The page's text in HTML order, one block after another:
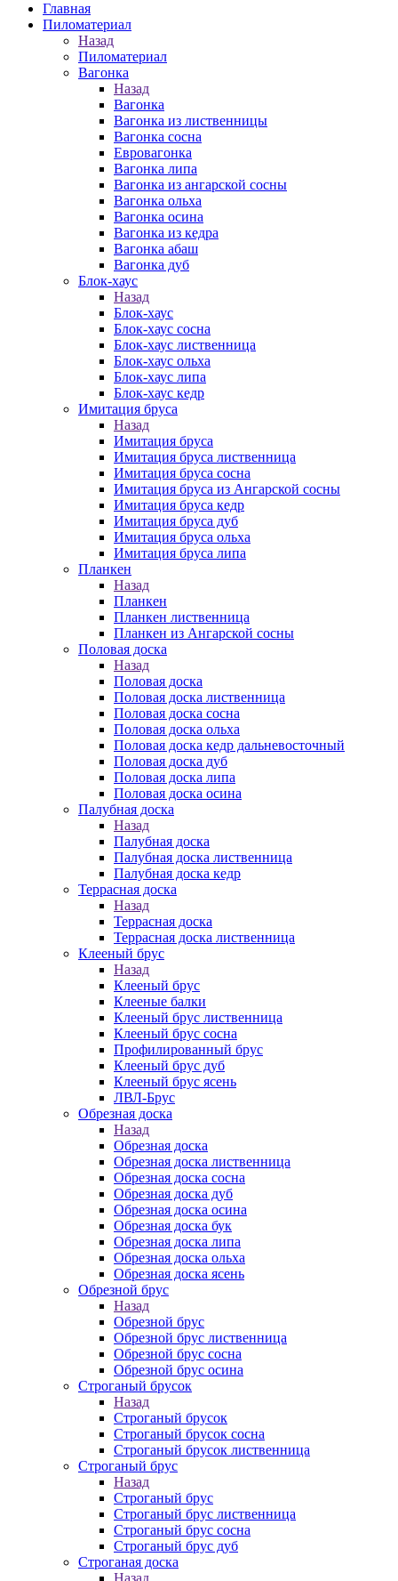
Главная
Пиломатериал
Назад
Пиломатериал
Вагонка
Назад
Вагонка
Вагонка из лиственницы
Вагонка сосна
Евровагонка
Вагонка липа
Вагонка из ангарской сосны
Вагонка ольха
Вагонка осина
Вагонка из кедра
Вагонка абаш
Вагонка дуб
Блок-хаус
Назад
Блок-хаус
Блок-хаус сосна
Блок-хаус лиственница
Блок-хаус ольха
Блок-хаус липа
Блок-хаус кедр
Имитация бруса
Назад
Имитация бруса
Имитация бруса лиственница
Имитация бруса сосна
Имитация бруса из Ангарской сосны
Имитация бруса кедр
Имитация бруса дуб
Имитация бруса ольха
Имитация бруса липа
Планкен
Назад
Планкен
Планкен лиственница
Планкен из Ангарской сосны
Половая доска
Назад
Половая доска
Половая доска лиственница
Половая доска сосна
Половая доска ольха
Половая доска кедр дальневосточный
Половая доска дуб
Половая доска липа
Половая доска осина
Палубная доска
Назад
Палубная доска
Палубная доска лиственница
Палубная доска кедр
Террасная доска
Назад
Террасная доска
Террасная доска лиственница
Клееный брус
Назад
Клееный брус
Клееные балки
Клееный брус лиственница
Клееный брус сосна
Профилированный брус
Клееный брус дуб
Клееный брус ясень
ЛВЛ-Брус
Обрезная доска
Назад
Обрезная доска
Обрезная доска лиственница
Обрезная доска сосна
Обрезная доска дуб
Обрезная доска осина
Обрезная доска бук
Обрезная доска липа
Обрезная доска ольха
Обрезная доска ясень
Обрезной брус
Назад
Обрезной брус
Обрезной брус лиственница
Обрезной брус сосна
Обрезной брус осина
Строганый брусок
Назад
Строганый брусок
Строганый брусок сосна
Строганый брусок лиственница
Строганый брус
Назад
Строганый брус
Строганый брус лиственница
Строганый брус сосна
Строганый брус дуб
Строганая доска
Назад